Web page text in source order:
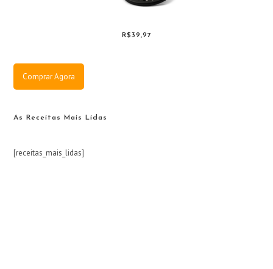
R$39,97
Comprar Agora
As Receitas Mais Lidas
[receitas_mais_lidas]